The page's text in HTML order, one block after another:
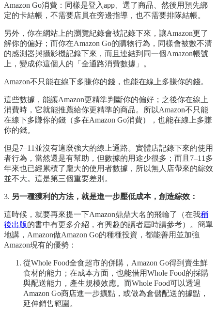
Amazon Go消費：同樣是登入app、選了商品、然後用預先綁
定的卡結帳，不需要店員在旁邊指導，也不需要排隊結帳。
另外，你在網站上的瀏覽紀錄會被記錄下來，讓Amazon更了
解你的偏好；而你在Amazon Go的購物行為，同樣會被數不清
的感測器與攝影機記錄下來，而且連結到同一個Amazon帳號
上，變成你這個人的「全通路消費數據」。
Amazon不只能在線下多賺你的錢，也能在線上多賺你的錢。
這些數據，能讓Amazon更精準判斷你的偏好；之後你在線上
消費時，它就能推薦給你更精準的商品。所以Amazon不只能
在線下多賺你的錢（多在Amazon Go消費），也能在線上多賺
你的錢。
但是7–11並沒有這麼強大的線上通路。實體店記錄下來的使用
者行為，當然還是有幫助，但數據的用途少很多；而且7–11多
年來也已經累積了龐大的使用者數據，所以無人店帶來的綜效
並不大。這是第三個重要差別。
3. 另一種獲利的方法，就是進一步壓低成本，創造綜效：
這時候，就要再來提一下Amazon鼎鼎大名的飛輪了（在我稍
後出版的書中有更多介紹，有興趣的讀者屆時請參考）。簡單
地講，Amazon做Amazon Go的種種投資，都能善用並加強
Amazon現有的優勢：
從Whole Food全食超市的併購，Amazon Go得到賣生鮮
食材的能力；在成本方面，也能借用Whole Food的採購
與配送能力，產生規模效應。而Whole Food可以透過
Amazon Go商店進一步擴點，或做為倉儲配送的據點，
延伸銷售範圍。